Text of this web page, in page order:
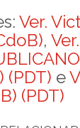
Ver.
,
(PDT) e
(PDT)